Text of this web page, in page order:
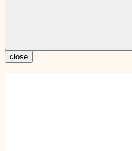
close